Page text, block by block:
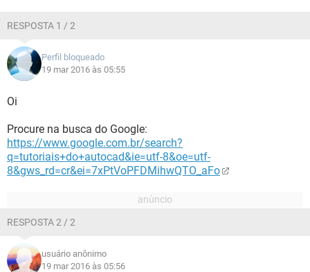
RESPOSTA 1 / 2
Perfil bloqueado
19 mar 2016 às 05:55
Oi
Procure na busca do Google:
https://www.google.com.br/search?
q=tutoriais+do+autocad&ie=utf-8&oe=utf-
8&gws_rd=cr&ei=7xPtVoPFDMihwQTO_aFo
RESPOSTA 2 / 2
usuário anônimo
19 mar 2016 às 05:56